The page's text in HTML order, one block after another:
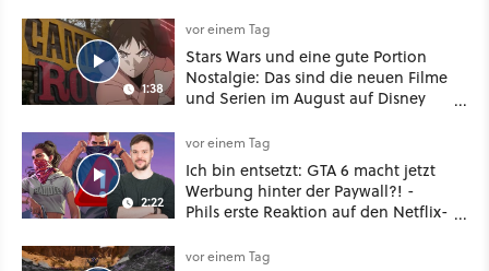
1:38
vor einem Tag
Stars Wars und eine gute Portion
Nostalgie: Das sind die neuen Filme
und Serien im August auf Disney
2:22
vor einem Tag
Ich bin entsetzt: GTA 6 macht jetzt
Werbung hinter der Paywall?! -
Phils erste Reaktion auf den Netflix-
vor einem Tag